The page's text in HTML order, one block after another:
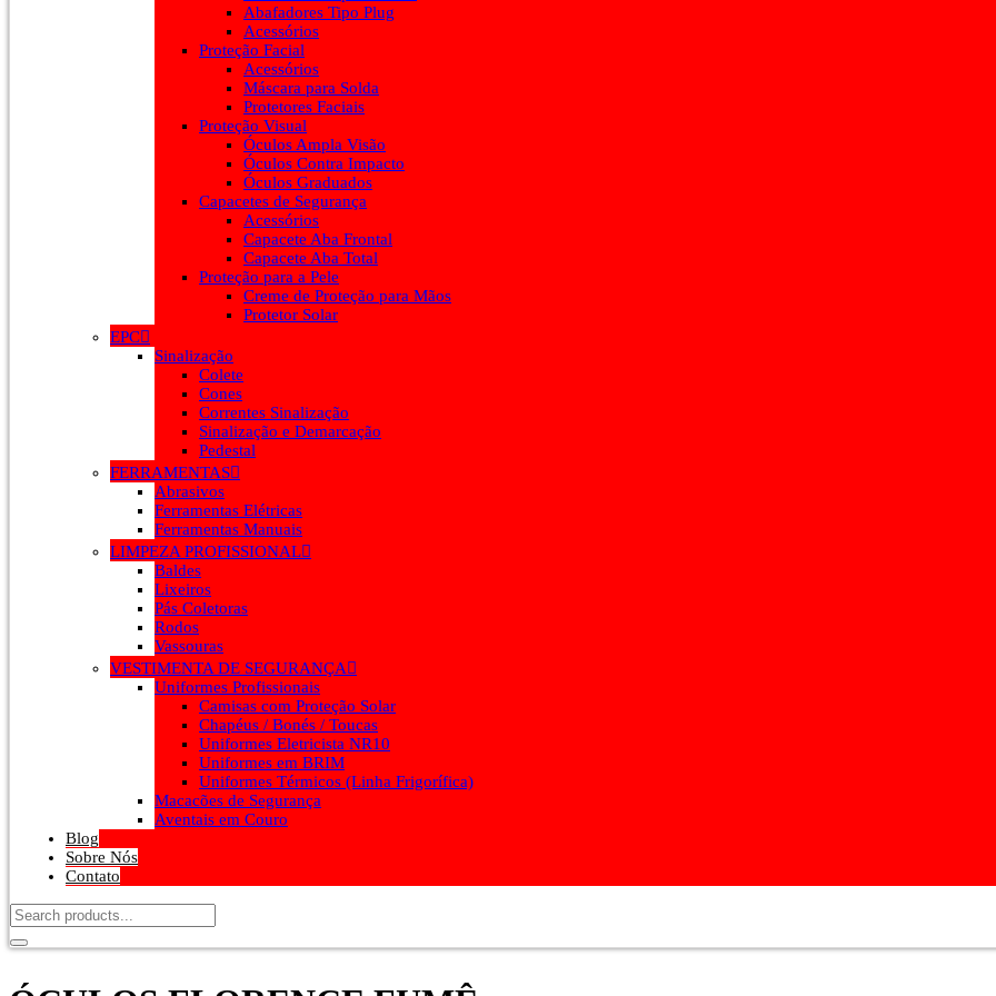
Abafadores Tipo Plug
Acessórios
Proteção Facial
Acessórios
Máscara para Solda
Protetores Faciais
Proteção Visual
Óculos Ampla Visão
Óculos Contra Impacto
Óculos Graduados
Capacetes de Segurança
Acessórios
Capacete Aba Frontal
Capacete Aba Total
Proteção para a Pele
Creme de Proteção para Mãos
Protetor Solar
EPC
Sinalização
Colete
Cones
Correntes Sinalização
Sinalização e Demarcação
Pedestal
FERRAMENTAS
Abrasivos
Ferramentas Elétricas
Ferramentas Manuais
LIMPEZA PROFISSIONAL
Baldes
Lixeiros
Pás Coletoras
Rodos
Vassouras
VESTIMENTA DE SEGURANÇA
Uniformes Profissionais
Camisas com Proteção Solar
Chapéus / Bonés / Toucas
Uniformes Eletricista NR10
Uniformes em BRIM
Uniformes Térmicos (Linha Frigorífica)
Macacões de Segurança
Aventais em Couro
Blog
Sobre Nós
Contato